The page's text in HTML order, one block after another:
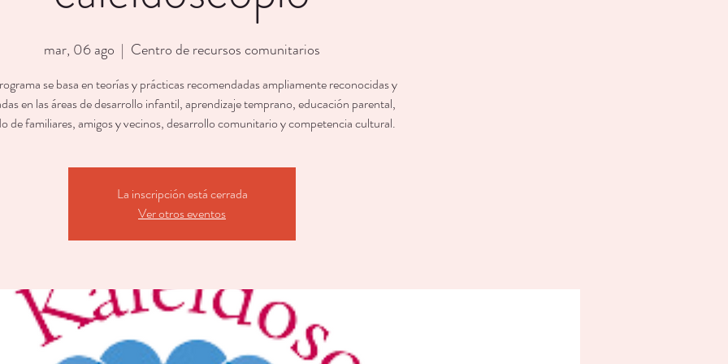
mar, 06 ago
  |
Centro de recursos comunitarios
se basa en teorías y prácticas recomendadas ampliamente reconocidas y
en las áreas de desarrollo infantil, aprendizaje temprano, educación parental,
de familiares, amigos y vecinos, desarrollo comunitario y competencia cultural.
La inscripción está cerrada
Ver otros eventos